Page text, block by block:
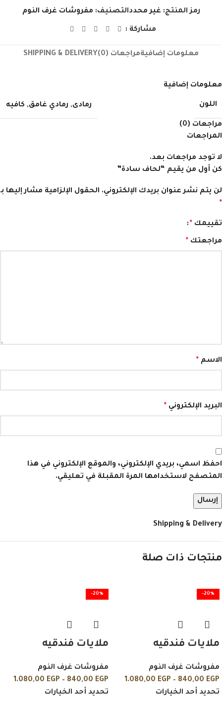
رمز المنتج: غير محددالتصنيف: مفروشات غرف النوم
مشاركة :
معلومات إضافيةمراجعات (0) SHIPPING & DELIVERY
معلومات إضافية
اللون رمادى, رمادي غامق, كافيه
مراجعات (0)
المراجعات
لا توجد مراجعات بعد.
كن أول من يقيم “لحاف سادة”
لن يتم نشر عنوان بريدك الإلكتروني. الحقول الإلزامية مشار إليها بـ
*
تقييمك *
مراجعتك *
الاسم *
البريد الإلكتروني *
احفظ اسمي، بريدي الإلكتروني، والموقع الإلكتروني في هذا
المتصفح لاستخدامها المرة المقبلة في تعليقي.
Shipping & Delivery
منتجات ذات صلة
-20%
ملايات فندقيه
مفروشات غرف النوم
840,00 EGP
–
1.080,00 EGP
تحديد أحد الخيارات
-20%
ملايات فندقيه
مفروشات غرف النوم
840,00 EGP
–
1.080,00 EGP
تحديد أحد الخيارات